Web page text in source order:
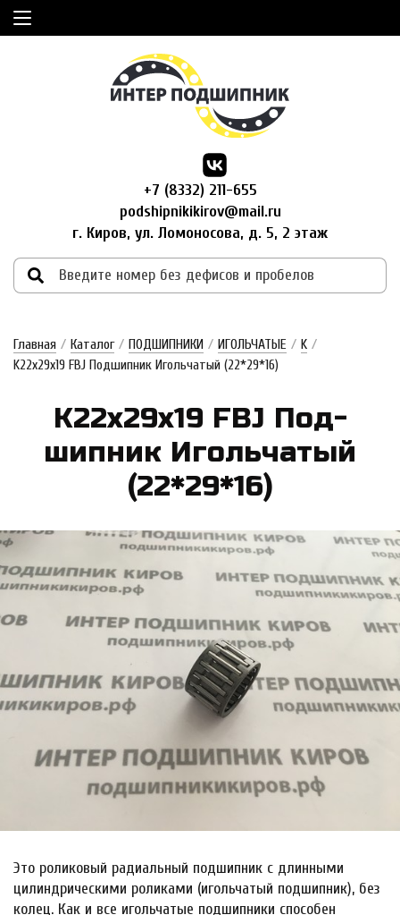
+7 (8332) 211-655
podshipnikikirov@mail.ru
г. Киров, ул. Ломоносова, д. 5, 2 этаж
Главная / Каталог / ПОДШИПНИКИ / ИГОЛЬЧАТЫЕ / K /
K22x29x19 FBJ Подшипник Игольчатый (22*29*16)
K22x29x19 FBJ Под­
шипник И­голь­ча­тый
(22*29*16)
Это роликовый радиальный подшипник с длинными
цилиндрическими роликами (игольчатый подшипник), без
колец. Как и все игольчатые подшипники способен